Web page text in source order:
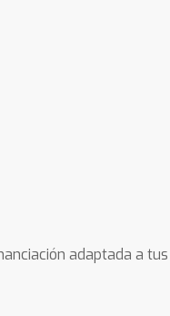
adaptada a tus